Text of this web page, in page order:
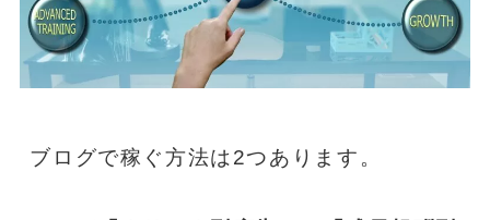
ブログで稼ぐ方法は2つあります。